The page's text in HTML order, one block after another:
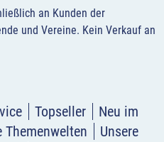
an Kunden der
und Vereine. Kein Verkauf an
Topseller
Neu im
Themenwelten
Unsere